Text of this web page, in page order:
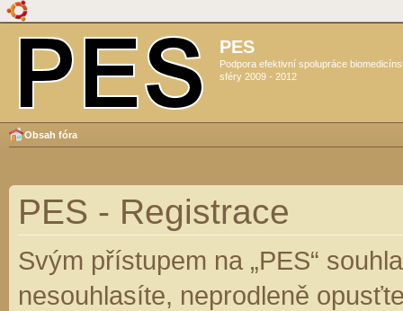
PES
Podpora efektivní spolupráce
sféry 2009 - 2012
Obsah fóra
PES - Registrace
Svým přístupem na „PES“
nesouhlasíte, neprodleně